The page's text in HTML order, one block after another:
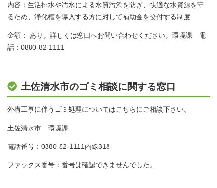
内容：生活排水や汚水による水質汚濁を防ぎ、快適な水資源を守
るため、浄化槽を導入する方に対して補助金を交付する制度
金額： あり。詳しくは窓口へお問い合わせください。環境課 電
話：0880-82-1111
土佐清水市のゴミ相談に関する窓口
外構工事に伴うゴミ処理についてはこちらにご相談下さい。
土佐清水市 環境課
電話番号：0880-82-1111内線318
ファックス番号：番号は確認できませんでした。